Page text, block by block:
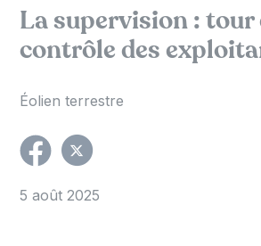
La supervision : tour
contrôle des
Éolien terrestre
5 août 2025